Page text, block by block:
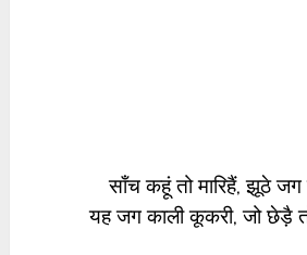
साँच कहूं तो मारिहैं, झूठे जग
यह जग काली कूकरी, जो छेड़ै